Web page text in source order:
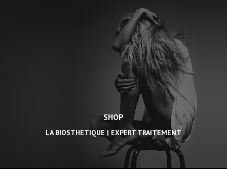
SHOP
LA BIOSTHETIQUE | EXPERT TRAITEMENT